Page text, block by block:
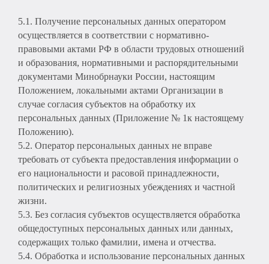
5.1. Получение персональных данных оператором
осуществляется в соответствии с нормативно-
правовыми актами РФ в области трудовых отношений
и образования, нормативными и распорядительными
документами Минобрнауки России, настоящим
Положением, локальными актами Организации в
случае согласия субъектов на обработку их
персональных данных (Приложение № 1к настоящему
Положению).
5.2. Оператор персональных данных не вправе
требовать от субъекта предоставления информации о
его национальности и расовой принадлежности,
политических и религиозных убеждениях и частной
жизни.
5.3. Без согласия субъектов осуществляется обработка
общедоступных персональных данных или данных,
содержащих только фамилии, имена и отчества.
5.4. Обработка и использование персональных данных